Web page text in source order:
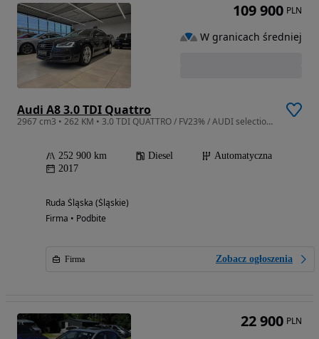
Audi A8 3.0 TDI Quattro
2967 cm3 • 262 KM • 3.0 TDI QUATTRO / FV23% / AUDI selection balao / Webasto / Masaże /
252 900 km Diesel
Automatyczna
2017
Ruda Śląska (Śląskie)
Firma • Podbite
Firma Zobacz ogłoszenia
109 900 PLN
W granicach średniej
22 900 PLN